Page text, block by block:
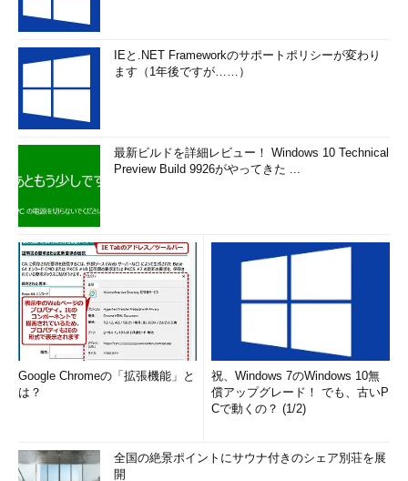
以下は、Microsoft Edgeでお気に入りのURLを編集していると
ころである（今までできなかったのが不思議なくらいな機能だ
が）。
Microsoft Edgeでお気に入りのURLを編集する
アプリ／システム関連の新機能／機能強化点
アプリやシステム関連の機能強化点を次にまとめておく。
3D関連
・3Dのオブジェクトを簡単に作成できる3Dペイントアプリが追
加された（従来の3D Builderは廃止。必要ならばWindowsストア
IEと.NET Frameworkのサポートポリシーが変わり
ます（1年後ですが……）
最新ビルドを詳細レビュー！ Windows 10 Technical
Preview Build 9926がやってきた ...
Google Chromeの「拡張機能」と
は？
祝、Windows 7のWindows 10無
償アップグレード！ でも、古いP
Cで動くの？ (1/2)
全国の絶景ポイントにサウナ付きのシェア別荘を展
開